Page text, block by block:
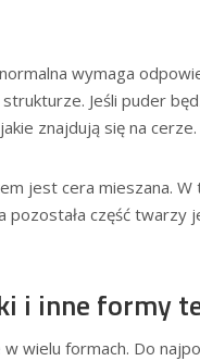
wymaga
Jeśli puder
znajdują się na
jest cera mieszana.
pozostała część
i inne formy
wielu formach. Do